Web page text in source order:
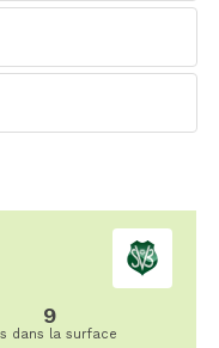
9
dans la surface